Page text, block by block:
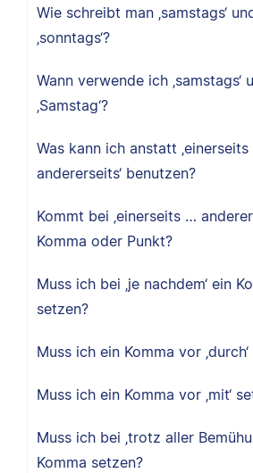
Wie schreibt man ‚samstags‘
‚sonntags‘?
Wann verwende ich ‚samstags‘
‚Samstag‘?
Was kann ich anstatt
andererseits‘ benutzen?
Kommt bei ‚einerseits …
Komma oder Punkt?
Muss ich bei ‚je nachdem‘ ein
setzen?
Muss ich ein Komma vor
Muss ich ein Komma vor ‚mit‘
Muss ich bei ‚trotz aller
Komma setzen?